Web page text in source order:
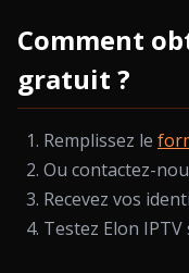
Comment
gratuit ?
Remplissez le
Ou contactez-
Recevez vos
Testez Elon